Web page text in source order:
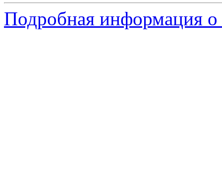
Подробная информация о